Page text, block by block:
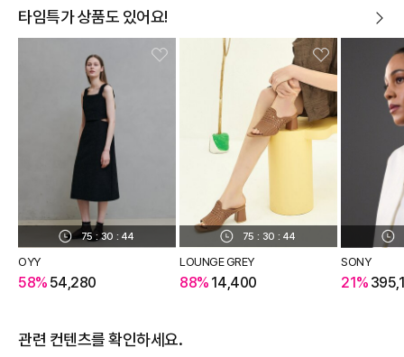
타임특가 상품도 있어요!
75 : 30 : 44
OYY
58% 54,280
75 : 30 : 44
LOUNGE GREY
88% 14,400
SONY
21%
관련 컨텐츠를 확인하세요.